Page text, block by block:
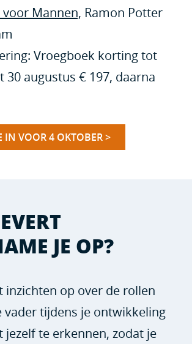
voor Mannen, Ramon Potter
Vroegboek korting tot
30 augustus € 197, daarna
IN VOOR 4 OKTOBER >
JE OP?
inzichten op over de rollen
vader tijdens je ontwikkeling
jezelf te erkennen, zodat je